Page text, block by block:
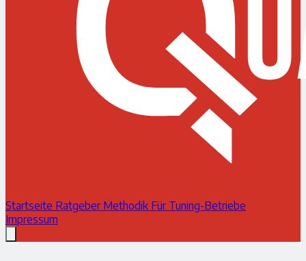
Startseite Ratgeber Methodik Für Tuning-Betriebe
Impressum